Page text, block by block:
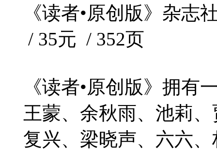
《读者•原创版》杂
/ 35元 / 352页
《读者•原创版》拥有
王蒙、余秋雨、池莉
复兴、梁晓声、六六